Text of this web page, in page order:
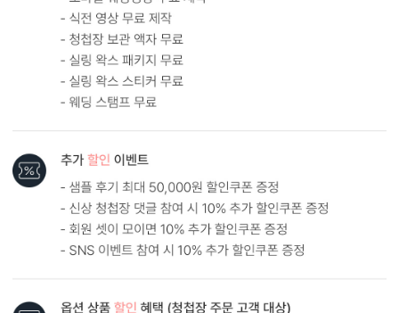
AI 업스케일링